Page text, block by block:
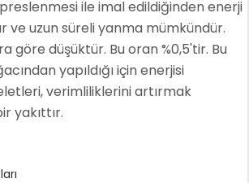
ile imal edildiğinden enerji
ve uzun süreli yanma mümkündür.
göre düşüktür. Bu oran %0,5'tir. Bu
yapıldığı için enerjisi
verimliliklerini artırmak
yakıttır.